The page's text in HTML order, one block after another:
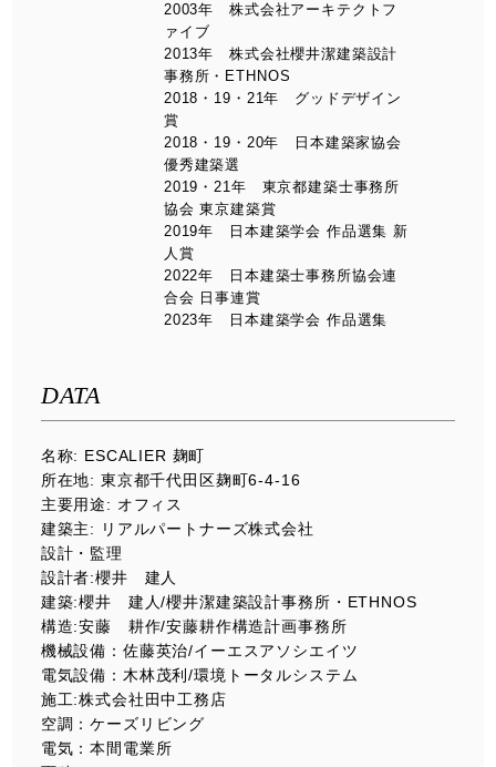
2003年 株式会社アーキテクトフ
ァイブ
2013年 株式会社櫻井潔建築設計
事務所・ETHNOS
2018・19・21年 グッドデザイン
賞
2018・19・20年 日本建築家協会
優秀建築選
2019・21年 東京都建築士事務所
協会 東京建築賞
2019年 日本建築学会 作品選集 新
人賞
2022年 日本建築士事務所協会連
合会 日事連賞
2023年 日本建築学会 作品選集
DATA
名称: ESCALIER 麹町
所在地: 東京都千代田区麹町6-4-16
主要用途: オフィス
建築主: リアルパートナーズ株式会社
設計・監理
設計者:櫻井 建人
建築:櫻井 建人/櫻井潔建築設計事務所・ETHNOS
構造:安藤 耕作/安藤耕作構造計画事務所
機械設備：佐藤英治/イーエスアソシエイツ
電気設備：木林茂利/環境トータルシステム
施工:株式会社田中工務店
空調：ケーズリビング
電気：本間電業所